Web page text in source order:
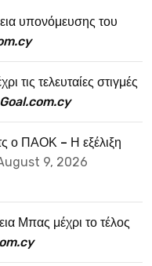
υπονόμευσης του
τις τελευταίες στιγμές
Goal.com.cy
ο ΠΑΟΚ – Η εξέλιξη
9, 2026
Μπας μέχρι το τέλος